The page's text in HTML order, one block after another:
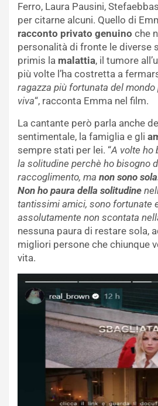
Ferro, Laura Pausini,
per citarne alcuni. Quello di
racconto privato genuino che
personalità di fronte le diverse
primis la malattia, il tumore
più volte l’ha costretta a
ragazza più fortunata del
viva“, racconta Emma nel film.
La cantante però parla anche
sentimentale, la famiglia e gli
sempre stati per lei. “A volte ho
la solitudine perchè ho bisogno
raccoglimento, ma non sono
Non ho paura della solitudine
tantissimi amici, sono fortunate
assolutamente non scontata
nessuna paura di restare sola,
migliori persone che chiunque
vita.